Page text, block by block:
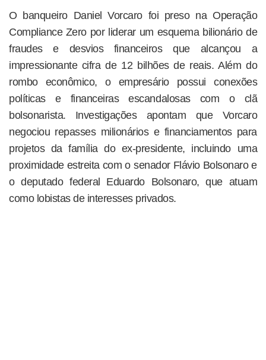
O banqueiro Daniel Vorcaro foi preso na Operação
Compliance Zero por liderar um esquema bilionário de
fraudes e desvios financeiros que alcançou a
impressionante cifra de 12 bilhões de reais. Além do
rombo econômico, o empresário possui conexões
políticas e financeiras escandalosas com o clã
bolsonarista. Investigações apontam que Vorcaro
negociou repasses milionários e financiamentos para
projetos da família do ex-presidente, incluindo uma
proximidade estreita com o senador Flávio Bolsonaro e
o deputado federal Eduardo Bolsonaro, que atuam
como lobistas de interesses privados.